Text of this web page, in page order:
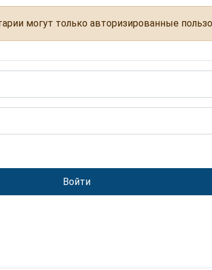
могут только авторизированные
Войти